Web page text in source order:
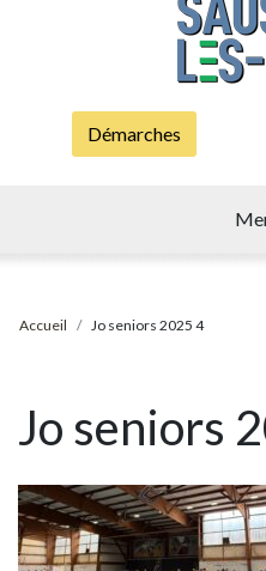
Démarches
Accueil Jo seniors 2025 4
Jo seniors